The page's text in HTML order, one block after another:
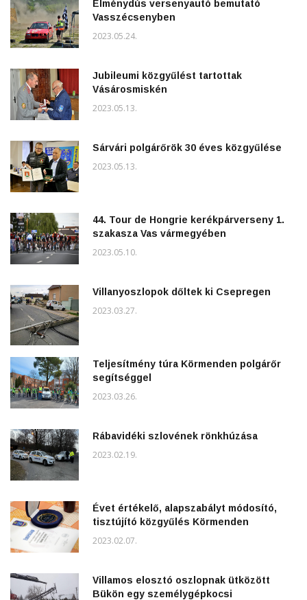
Élménydús versenyautó bemutató
Vasszécsenyben
2023.05.24.
Jubileumi közgyűlést tartottak
Vásárosmiskén
2023.05.13.
Sárvári polgárőrök 30 éves közgyűlése
2023.05.13.
44. Tour de Hongrie kerékpárverseny 1.
szakasza Vas vármegyében
2023.05.10.
Villanyoszlopok dőltek ki Csepregen
2023.03.27.
Teljesítmény túra Körmenden polgárőr
segítséggel
2023.03.26.
Rábavidéki szlovének rönkhúzása
2023.02.19.
Évet értékelő, alapszabályt módosító,
tisztújító közgyűlés Körmenden
2023.02.07.
Villamos elosztó oszlopnak ütközött
Bükön egy személygépkocsi